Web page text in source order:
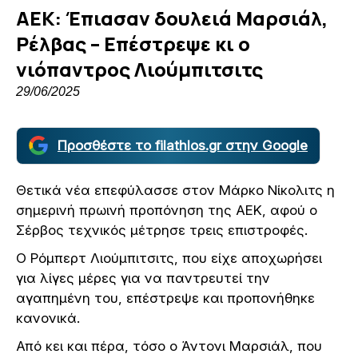
ΑΕΚ: Έπιασαν δουλειά Μαρσιάλ,
Ρέλβας – Επέστρεψε κι ο
νιόπαντρος Λιούμπιτσιτς
29/06/2025
Προσθέστε το filathlos.gr στην Google
Θετικά νέα επεφύλασσε στον Μάρκο Νίκολιτς η
σημερινή πρωινή προπόνηση της ΑΕΚ, αφού ο
Σέρβος τεχνικός μέτρησε τρεις επιστροφές.
Ο Ρόμπερτ Λιούμπιτσιτς, που είχε αποχωρήσει
για λίγες μέρες για να παντρευτεί την
αγαπημένη του, επέστρεψε και προπονήθηκε
κανονικά.
Από κει και πέρα, τόσο ο Άντονι Μαρσιάλ, που